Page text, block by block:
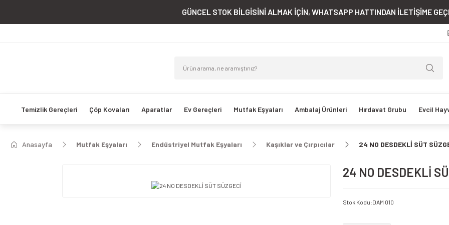
GÜNCEL STOK BİLGİSİNİ ALMAK İÇİN, WHATSAPP HATTINDAN İLETİŞİME
Temizlik Gereçleri Çöp Kovaları Aparatlar Ev Gereçleri Mutfak Eşyaları Ambalaj Ürünleri Hırdavat Grubu Evcil
Anasayfa Mutfak Eşyaları Endüstriyel Mutfak Eşyaları Kaşıklar ve Çırpıcılar 24 NO DESDEKLİ SÜT
24 NO DESDEKLİ
Stok Kodu:DAM 010